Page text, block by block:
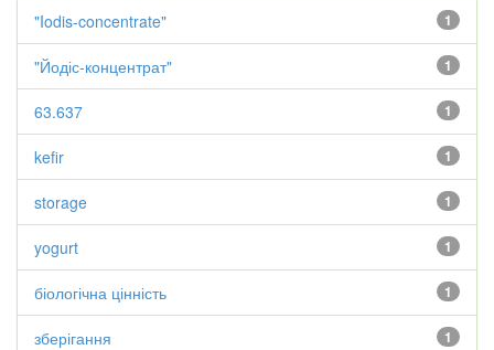
1
"Iodis-concentrate"
1
"Йодіс-концентрат"
1
63.637
1
kefir
1
storage
1
yogurt
1
біологічна цінність
1
зберігання